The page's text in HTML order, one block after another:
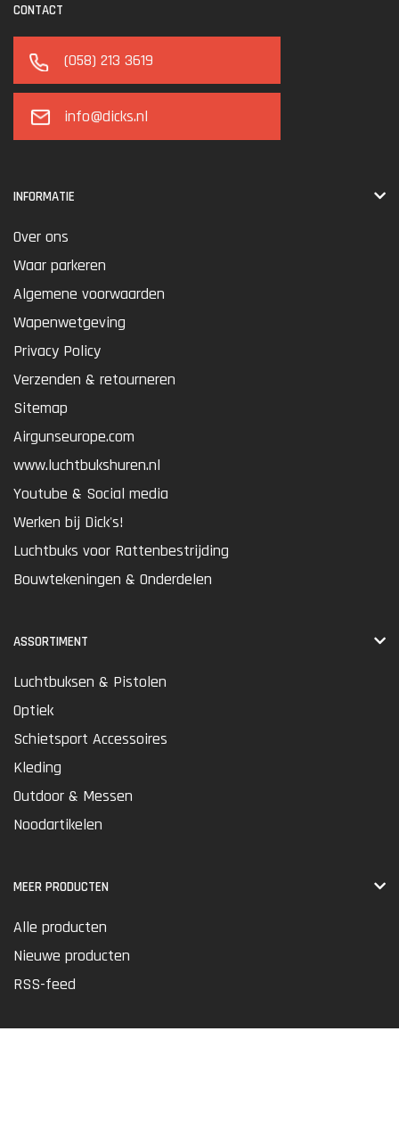
CONTACT
(058) 213 3619
info@dicks.nl
INFORMATIE
Over ons
Waar parkeren
Algemene voorwaarden
Wapenwetgeving
Privacy Policy
Verzenden & retourneren
Sitemap
Airgunseurope.com
www.luchtbukshuren.nl
Youtube & Social media
Werken bij Dick's!
Luchtbuks voor Rattenbestrijding
Bouwtekeningen & Onderdelen
ASSORTIMENT
Luchtbuksen & Pistolen
Optiek
Schietsport Accessoires
Kleding
Outdoor & Messen
Noodartikelen
MEER PRODUCTEN
Alle producten
Nieuwe producten
RSS-feed